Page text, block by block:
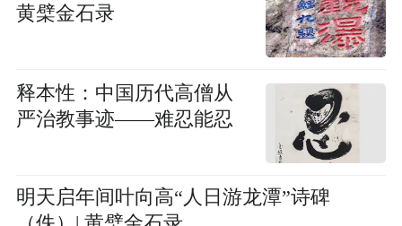
黄檗金石录
释本性：中国历代高僧从
严治教事迹——难忍能忍
明天启年间叶向高“人日游龙潭”诗碑